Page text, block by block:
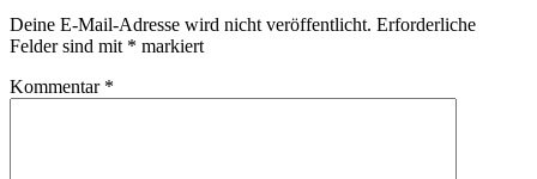
Deine E-Mail-Adresse wird nicht veröffentlicht. Erforderliche
Felder sind mit * markiert
Kommentar *